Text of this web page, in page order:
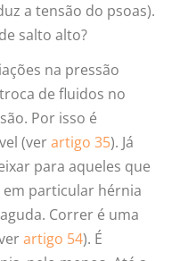
a tensão do psoas).
salto alto?
na pressão
de fluidos no
Por isso é
(verartigo 35). Já
para aqueles que
particular hérnia
Correr é uma
artigo 54). É